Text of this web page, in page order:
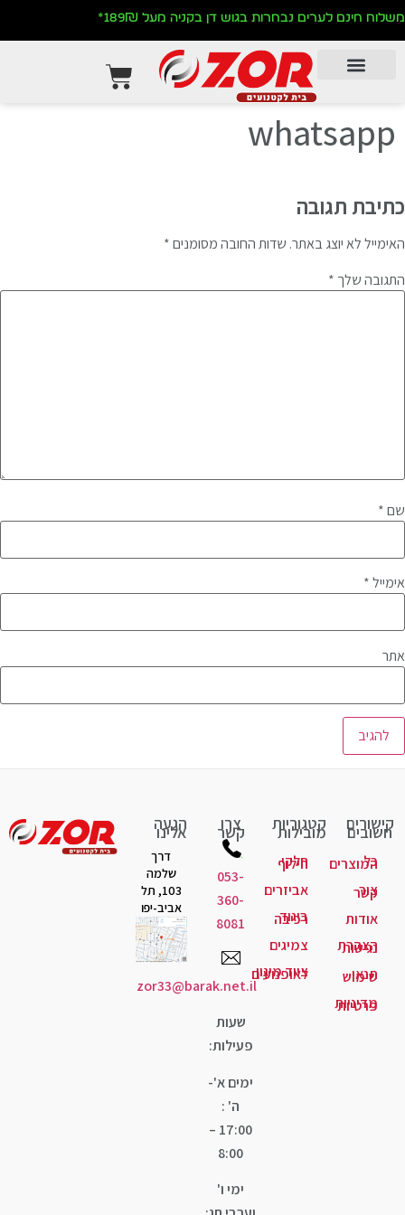
לתוכן
משלוח חינם לערים נבחרות בגוש דן בקניה מעל 189₪*
whatsapp
כתיבת תגובה
האימייל לא יוצג באתר. שדות החובה מסומנים*
התגובה שלך *
שם*
אימייל*
אתר
קישורים
חשובים
כל
המוצרים
צור
קשר
אודות
הצהרת
נגישות
תנאי
שימוש
מדיניות
פרטיות
קטגוריות
מובילות
חלקי
חילוף
אביזרים
ביגוד
רכיבה
צמיגים
ציוד מיגון
לאופנועים
צרו
קשר
053-
360-
8081
zor33@barak.net.il
שעות
פעילות:
ימים א'-
ה' :
17:00 –
8:00
ימי ו'
הגעה
אלינו
דרך
שלמה
103, תל
אביב-יפו